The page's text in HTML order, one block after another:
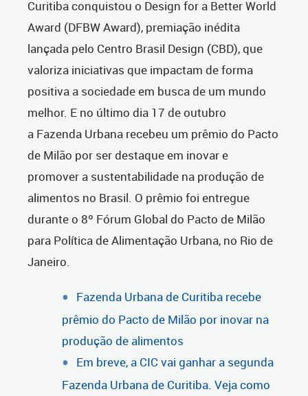
Curitiba conquistou o Design for a Better World
Award (DFBW Award), premiação inédita
lançada pelo Centro Brasil Design (CBD), que
valoriza iniciativas que impactam de forma
positiva a sociedade em busca de um mundo
melhor. E no último dia 17 de outubro
a Fazenda Urbana recebeu um prêmio do Pacto
de Milão por ser destaque em inovar e
promover a sustentabilidade na produção de
alimentos no Brasil. O prêmio foi entregue
durante o 8º Fórum Global do Pacto de Milão
para Política de Alimentação Urbana, no Rio de
Janeiro.
Fazenda Urbana de Curitiba recebe
prêmio do Pacto de Milão por inovar na
produção de alimentos
Em breve, a CIC vai ganhar a segunda
Fazenda Urbana de Curitiba. Veja como